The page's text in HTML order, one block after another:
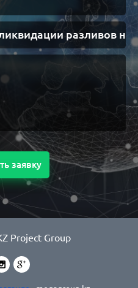
разливов
заявку
Project Group